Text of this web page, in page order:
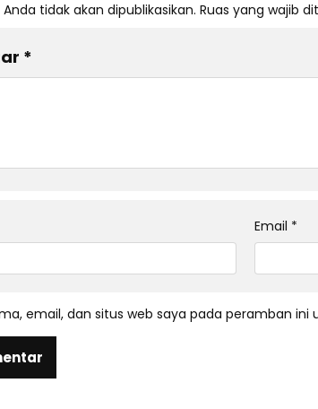
tidak akan dipublikasikan. Ruas yang wajib
*
Email *
email, dan situs web saya pada peramban ini